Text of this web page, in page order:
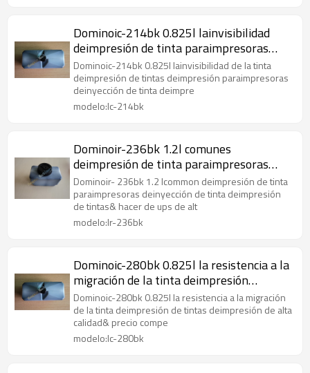
Dominoic-214bk 0.825l lainvisibilidad
deimpresión de tinta paraimpresoras
deinyección de tinta
Dominoic-214bk 0.825l lainvisibilidad de la tinta
deimpresión de tintas deimpresión paraimpresoras
deinyección de tinta deimpre
modelo:Ic-214bk
Dominoir-236bk 1.2l comunes
deimpresión de tinta paraimpresoras
deinyección de tinta
Dominoir- 236bk 1.2 lcommon deimpresión de tinta
paraimpresoras deinyección de tinta deimpresión
de tintas& hacer de ups de alt
modelo:Ir-236bk
Dominoic-280bk 0.825l la resistencia a la
migración de la tinta deimpresión
paraimpresoras deinyección de tinta
Dominoic-280bk 0.825l la resistencia a la migración
de la tinta deimpresión de tintas deimpresión de alta
calidad& precio compe
modelo:Ic-280bk